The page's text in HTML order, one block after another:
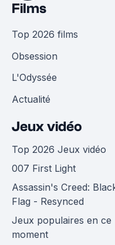
Films
Top 2026 films
Obsession
L'Odyssée
Actualité
Jeux vidéo
Top 2026 Jeux vidéo
007 First Light
Assassin's Creed:
Flag - Resynced
Jeux populaires en ce
moment